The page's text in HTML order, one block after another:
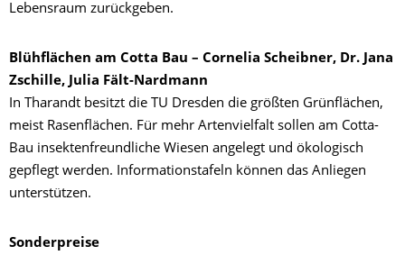
Lebensraum zurückgeben.
Blühflächen am Cotta Bau – Cornelia Scheibner, Dr. Jana
Zschille, Julia Fält-Nardmann
In Tharandt besitzt die TU Dresden die größten Grünflächen,
meist Rasenflächen. Für mehr Artenvielfalt sollen am Cotta-
Bau insektenfreundliche Wiesen angelegt und ökologisch
gepflegt werden. Informationstafeln können das Anliegen
unterstützen.
Sonderpreise